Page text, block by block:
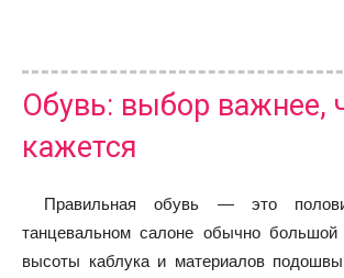
Обувь: выбор важнее,
кажется
Правильная обувь — это
танцевальном салоне обычно большой
высоты каблука и материалов